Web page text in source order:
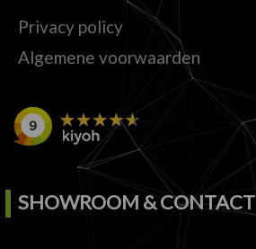
Privacy policy
Algemene voorwaarden
SHOWROOM & CONTACT